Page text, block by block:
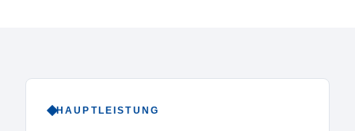
HAUPTLEISTUNG